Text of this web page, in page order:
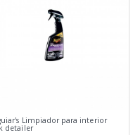
Limpiador para interior
detailer